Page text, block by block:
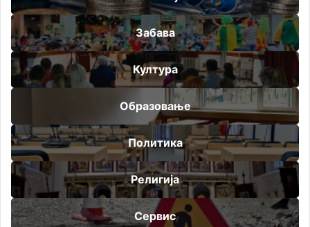
Забава
Култура
Образовање
Политика
Религија
Сервис